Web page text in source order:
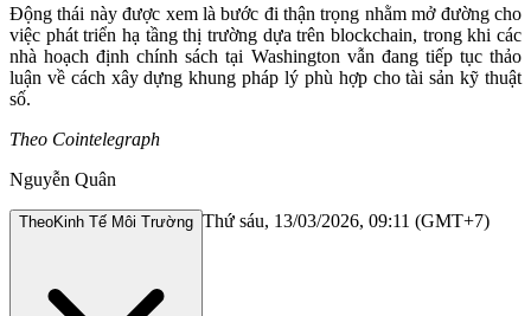
Động thái này được xem là bước đi thận trọng nhằm mở đường cho
việc phát triển hạ tầng thị trường dựa trên blockchain, trong khi các
nhà hoạch định chính sách tại Washington vẫn đang tiếp tục thảo
luận về cách xây dựng khung pháp lý phù hợp cho tài sản kỹ thuật
số.
Theo Cointelegraph
Nguyễn Quân
TheoKinh Tế Môi Trường Thứ sáu, 13/03/2026, 09:11 (GMT+7)